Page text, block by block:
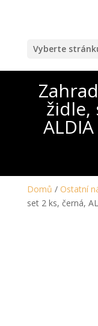
Vyberte
židle,
Domů / Ostatní
set 2 ks, černá,